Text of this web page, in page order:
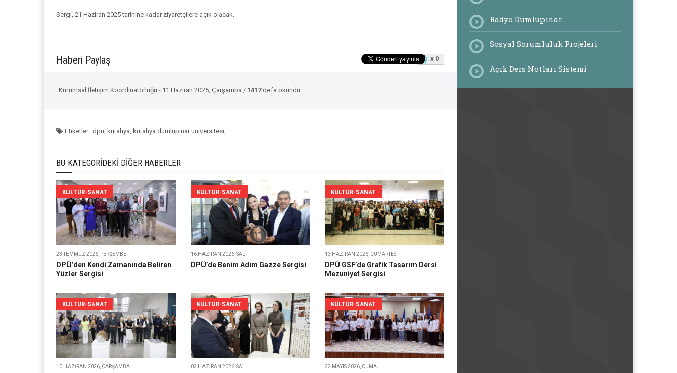
Sergi, 21 Haziran 2025 tarihine kadar ziyaretçilere açık olacak.
Haberi Paylaş x 0
Kurumsal İletişim Koordinatörlüğü - 11 Haziran 2025, Çarşamba / 1417defa okundu.
Etiketler : dpü, kütahya, kütahya dumlupınar üniversitesi,
BU KATEGORIDEKI DIĞER HABERLER
KÜLTÜR-SANAT
23 TEMMUZ 2026, PERŞEMBE
DPÜ’den Kendi Zamanında Beliren
Yüzler Sergisi
KÜLTÜR-SANAT
16 HAZIRAN 2026, SALI
DPÜ’de Benim Adım Gazze Sergisi
KÜLTÜR-SANAT
13 HAZIRAN 2026, CUMARTESI
DPÜ GSF’de Grafik Tasarım Dersi
Mezuniyet Sergisi
KÜLTÜR-SANAT
10 HAZIRAN 2026, ÇARŞAMBA
KÜLTÜR-SANAT
02 HAZIRAN 2026, SALI
KÜLTÜR-SANAT
22 MAYIS 2026, CUMA
Radyo Dumlupınar
Sosyal Sorumluluk Projeleri
Açık Ders Notları Sistemi